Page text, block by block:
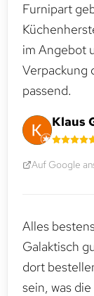
Furnipart
im Angebot
Verpackung
passend.
Klaus
Auf Google
Alles
Galaktisch
dort
sein, was